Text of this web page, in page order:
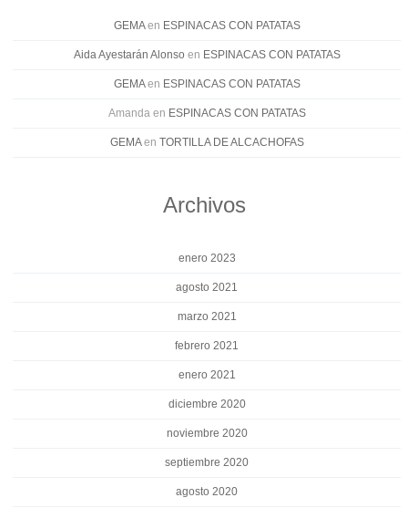
GEMAen ESPINACAS CON PATATAS
Aida Ayestarán Alonso en ESPINACAS CON PATATAS
GEMAen ESPINACAS CON PATATAS
Amanda en ESPINACAS CON PATATAS
GEMAen TORTILLA DE ALCACHOFAS
Archivos
enero 2023
agosto 2021
marzo 2021
febrero 2021
enero 2021
diciembre 2020
noviembre 2020
septiembre 2020
agosto 2020